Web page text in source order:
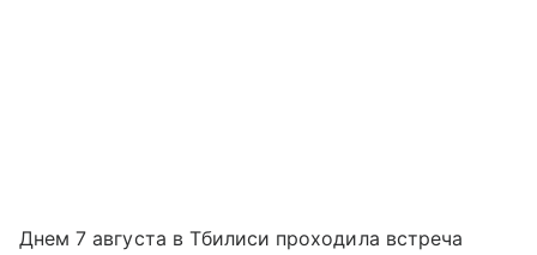
Днем 7 августа в Тбилиси проходила встреча